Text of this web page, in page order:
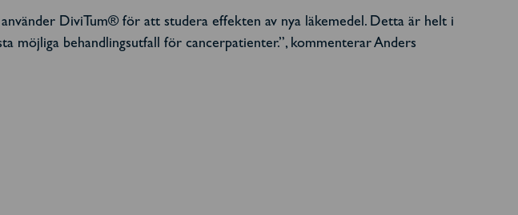
DiviTum® för att studera effekten av nya läkemedel. Detta är helt i
möjliga behandlingsutfall för cancerpatienter.”, kommenterar Anders